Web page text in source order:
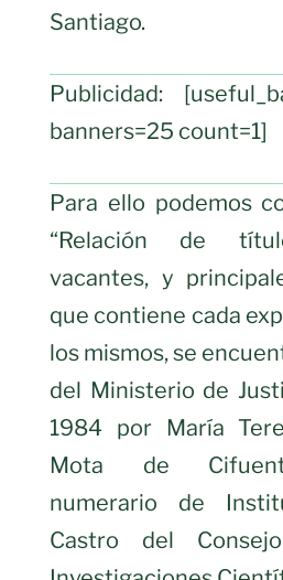
Santiago.
Publicidad:
banners=25 count=1]
Para ello podemos
“Relación de
vacantes, y
que contiene cada
los mismos, se
del Ministerio de
1984 por María
Mota de
numerario de
Castro del